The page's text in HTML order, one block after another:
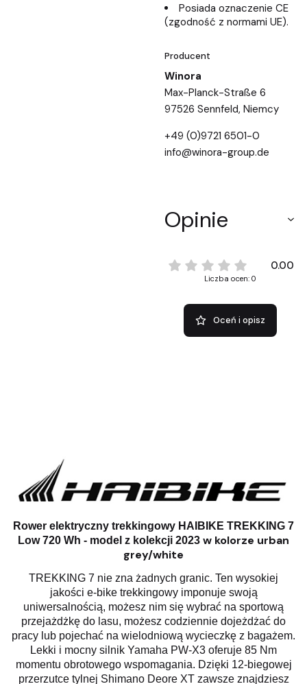
Posiada oznaczenie CE
(zgodność z normami UE).
Producent
Winora
Max-Planck-Straße 6
97526 Sennfeld, Niemcy
+49 (0)9721 6501-0
info@winora-group.de
Opinie
0.00
Liczba ocen: 0
Oceń i opisz
Rower elektryczny trekkingowy HAIBIKE TREKKING 7
Low 720 Wh - model z kolekcji 2023 w kolorze urban
grey/white
TREKKING 7 nie zna żadnych granic. Ten wysokiej
jakości e-bike trekkingowy imponuje swoją
uniwersalnością, możesz nim się wybrać na sportową
przejażdżkę do lasu, możesz codziennie dojeżdżać do
pracy lub pojechać na wielodniową wycieczkę z bagażem.
Lekki i mocny silnik Yamaha PW-X3 oferuje 85 Nm
momentu obrotowego wspomagania. Dzięki 12-biegowej
przerzutce tylnej Shimano Deore XT zawsze znajdziesz